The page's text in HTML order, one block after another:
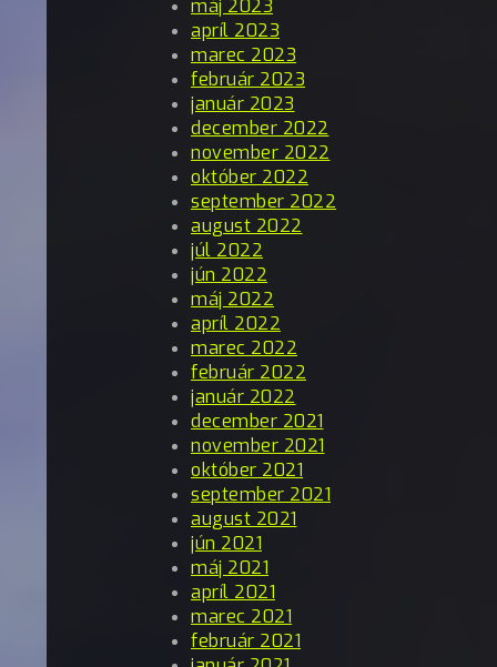
máj 2023
apríl 2023
marec 2023
február 2023
január 2023
december 2022
november 2022
október 2022
september 2022
august 2022
júl 2022
jún 2022
máj 2022
apríl 2022
marec 2022
február 2022
január 2022
december 2021
november 2021
október 2021
september 2021
august 2021
jún 2021
máj 2021
apríl 2021
marec 2021
február 2021